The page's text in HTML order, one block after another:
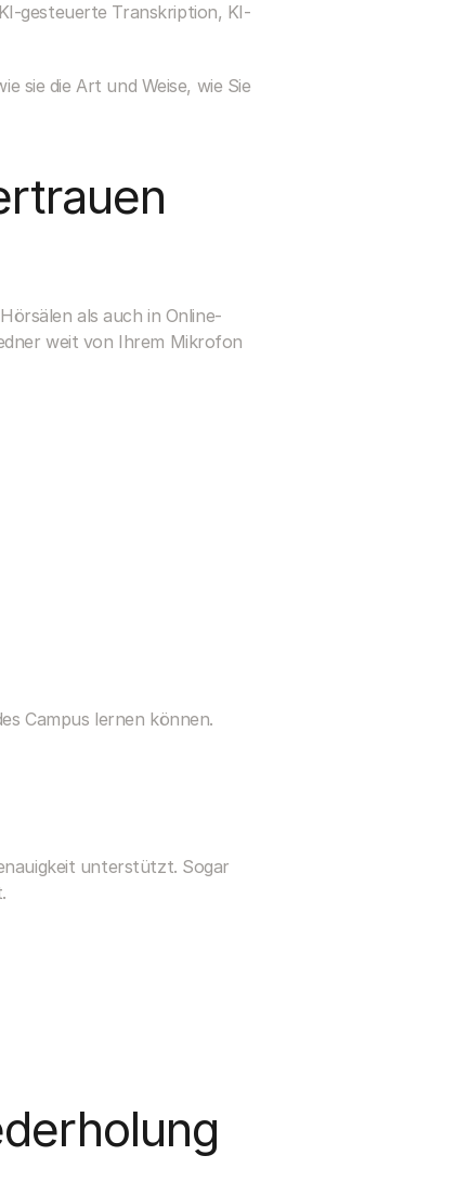
gesteuerte Transkription, KI-
sie die Art und Weise, wie Sie
als auch in Online-
weit von Ihrem Mikrofon
Campus lernen können.
unterstützt. Sogar